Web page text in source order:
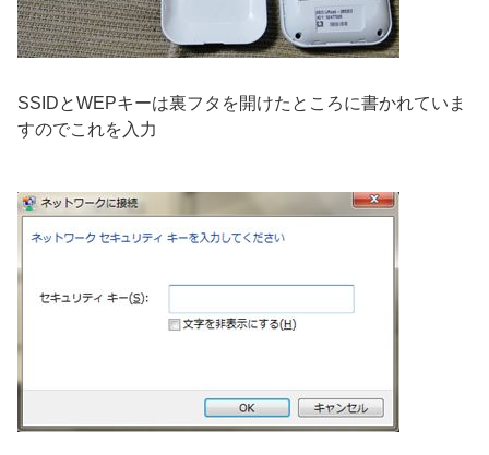
SSIDとWEPキーは裏フタを開けたところに書かれていま
すのでこれを入力